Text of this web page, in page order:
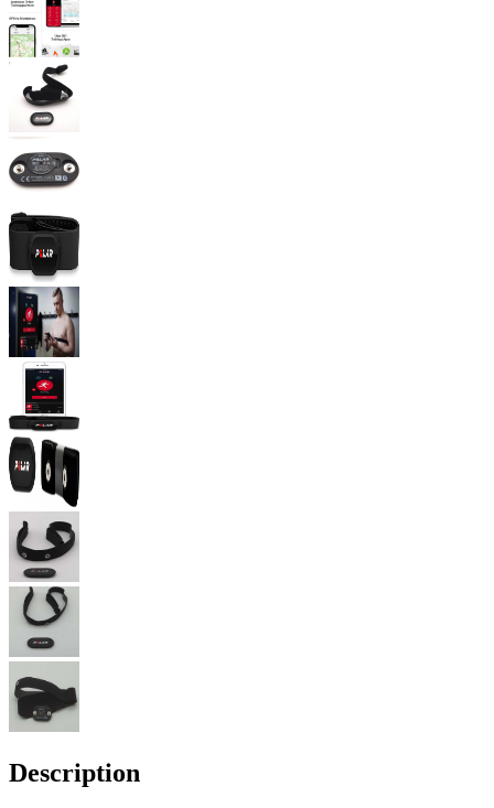
Description